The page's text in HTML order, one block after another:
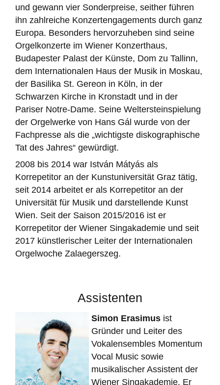
und gewann vier Sonderpreise, seither führen
ihn zahlreiche Konzertengagements durch ganz
Europa. Besonders hervorzuheben sind seine
Orgelkonzerte im Wiener Konzerthaus,
Budapester Palast der Künste, Dom zu Tallinn,
dem Internationalen Haus der Musik in Moskau,
der Basilika St. Gereon in Köln, in der
Schwarzen Kirche in Kronstadt und in der
Pariser Notre-Dame. Seine Weltersteinspielung
der Orgelwerke von Hans Gál wurde von der
Fachpresse als die „wichtigste diskographische
Tat des Jahres“ gewürdigt.
2008 bis 2014 war István Mátyás als
Korrepetitor an der Kunst­universität Graz tätig,
seit 2014 arbeitet er als Korrepetitor an der
Universität für Musik und darstellende Kunst
Wien. Seit der Saison 2015/2016 ist er
Korrepetitor der Wiener Singakademie und seit
2017 künstlerischer Leiter der Internationalen
Orgelwoche Zalaegerszeg.
Assistenten
Simon Erasimus ist
Gründer und Leiter des
Vokalensembles Momentum
Vocal Music sowie
musikalischer Assistent der
Wiener Singakademie. Er